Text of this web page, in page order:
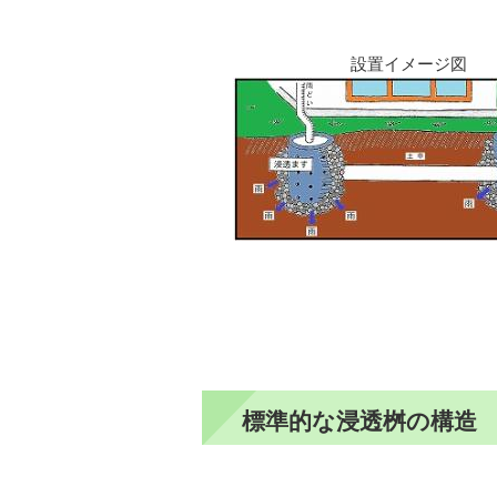
設置イメージ図
標準的な浸透桝の構造